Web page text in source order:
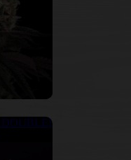
DOUBLE!